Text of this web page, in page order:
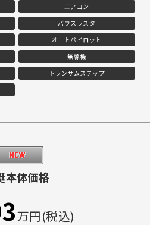
エアコン
バウスラスタ
オートパイロット
無線機
トランサムステップ
本体価格
万円(税込)